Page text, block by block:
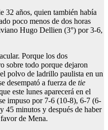
32 años, quien también había
poco menos de dos horas
Hugo Dellien (3°) por 3-6,
Porque los dos
sobre todo porque dejaron
polvo de ladrillo paulista en un
desempató a fuerza de tie
este lunes aparecerá en el
impuso por 7-6 (10-8), 6-7 (6-
45 minutos y después de haber
de Mena.